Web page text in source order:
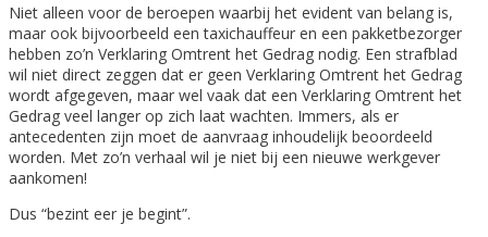
Niet alleen voor de beroepen waarbij het evident van belang is,
maar ook bijvoorbeeld een taxichauffeur en een pakketbezorger
hebben zo’n Verklaring Omtrent het Gedrag nodig. Een strafblad
wil niet direct zeggen dat er geen Verklaring Omtrent het Gedrag
wordt afgegeven, maar wel vaak dat een Verklaring Omtrent het
Gedrag veel langer op zich laat wachten. Immers, als er
antecedenten zijn moet de aanvraag inhoudelijk beoordeeld
worden. Met zo’n verhaal wil je niet bij een nieuwe werkgever
aankomen!
Dus “bezint eer je begint”.